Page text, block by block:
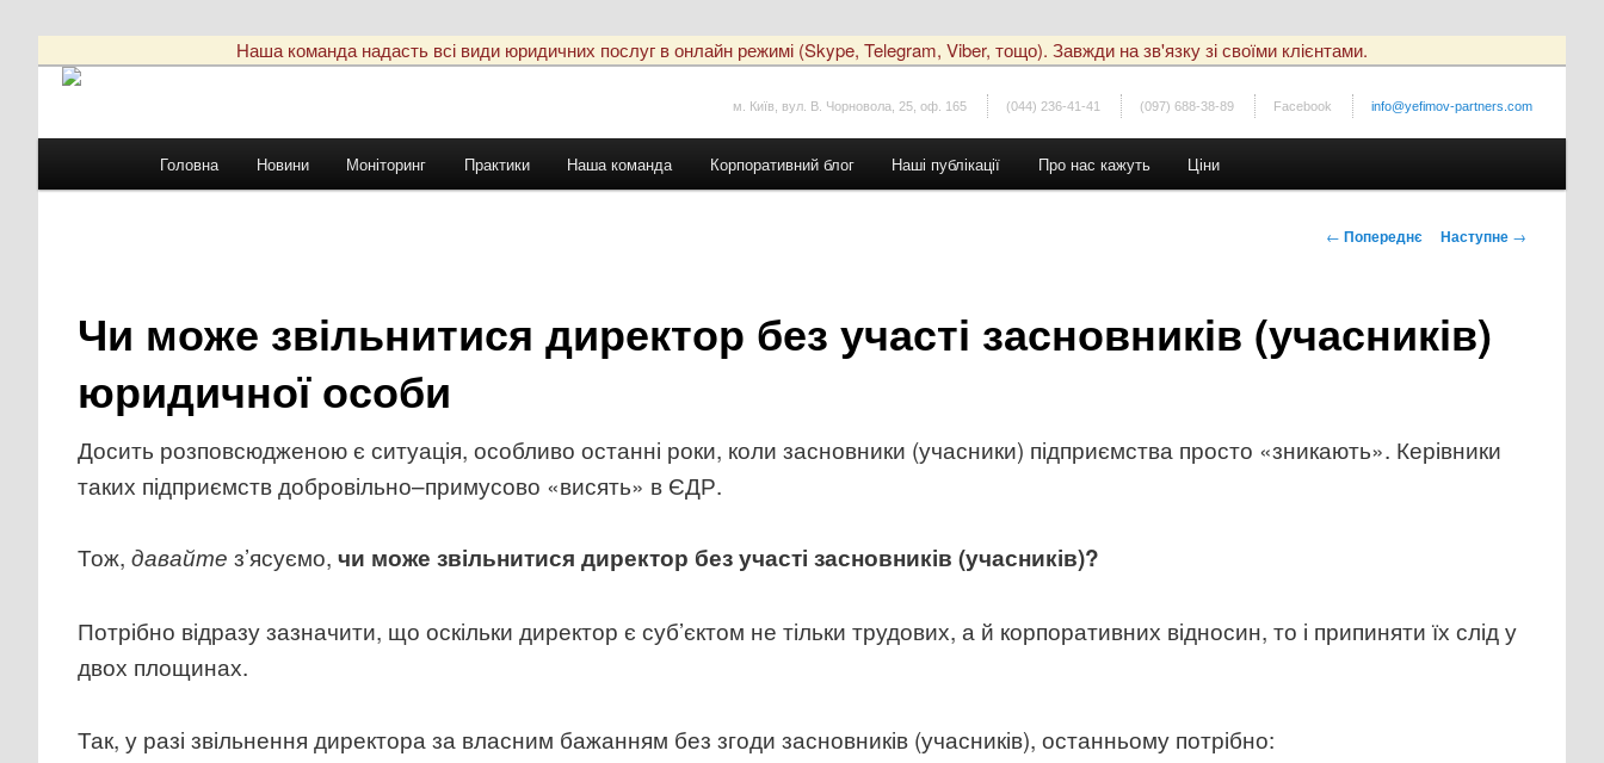
Наша команда надасть всі види юридичних послуг в онлайн режимі (Skype, Telegram, Viber, тощо). Завжди на зв'язку зі своїми клієнтами.
м. Київ, вул. В. Чорновола, 25, оф. 165 (044) 236-41-41 (097) 688-38-89 Facebook info@yefimov-partners.com
Перейти
вмісту
Головна Новини Моніторинг Практики Наша команда Корпоративний блог Наші публікації Про нас кажуть Ціни
Навігація
← Попереднє Наступне →
Чи може звільнитися директор без участі засновників (учасників)
юридичної особи
Досить розповсюдженою є ситуація, особливо останні роки, коли засновники (учасники) підприємства просто «зникають». Керівники
таких підприємств добровільно–примусово «висять» в ЄДР.
Тож,давайтез’ясуємо,чи може звільнитися директор без участі засновників (учасників)?
Потрібно відразу зазначити, що оскільки директор є суб’єктом не тільки трудових, а й корпоративних відносин, то і припиняти їх слід у
двох площинах.
Так, у разі звільнення директора за власним бажанням без згоди засновників (учасників), останньому потрібно: